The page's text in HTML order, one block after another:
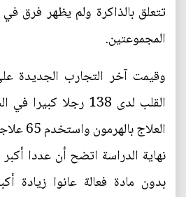
تتعلق بالذاكرة ولم يظهر فرق في
المجموعتين.
وقيمت آخر التجارب الجديدة
العلاج
نهاية الدراسة اتضح أن عددا
بدون مادة فعالة عانوا زيادة